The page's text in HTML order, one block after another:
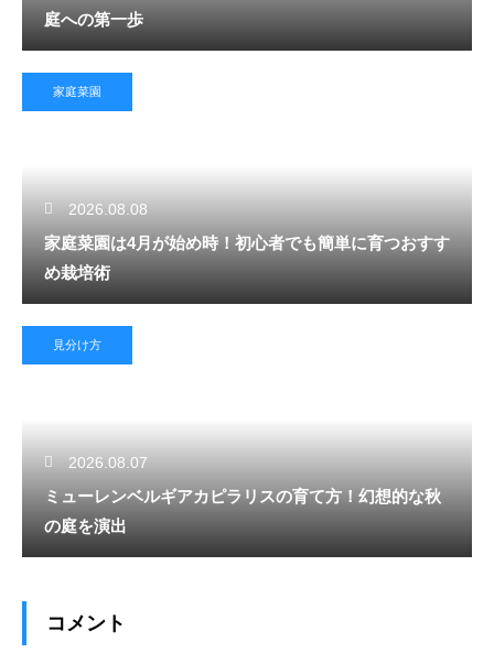
庭への第一歩
家庭菜園
2026.08.08
家庭菜園は4月が始め時！初心者でも簡単に育つおすす
め栽培術
見分け方
2026.08.07
ミューレンベルギアカピラリスの育て方！幻想的な秋
の庭を演出
コメント